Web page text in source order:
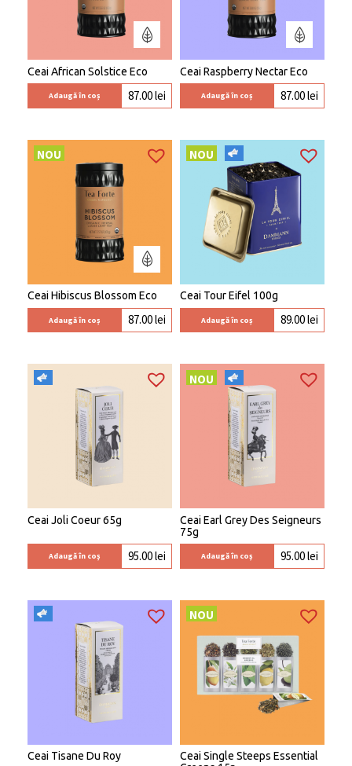
Ceai African Solstice Eco
Adaugă în coș 87.00lei
Ceai Raspberry Nectar Eco
Adaugă în coș 87.00lei
NOU
Ceai Hibiscus Blossom Eco
Adaugă în coș 87.00lei
NOU
Ceai Tour Eifel 100g
Adaugă în coș 89.00lei
Ceai Joli Coeur 65g
Adaugă în coș 95.00lei
NOU
Ceai Earl Grey Des Seigneurs
75g
Adaugă în coș 95.00lei
Ceai Tisane Du Roy
NOU
Ceai Single Steeps Essential